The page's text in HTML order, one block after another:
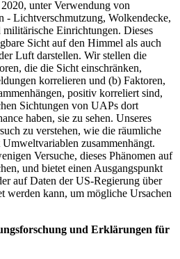
unter Verwendung von
- Lichtverschmutzung, Wolkendecke,
Einrichtungen. Dieses
Sicht auf den Himmel als auch
Luft darstellen. Wir stellen die
die die Sicht einschränken,
korrelieren und (b) Faktoren,
positiv korreliert sind,
Sichtungen von UAPs dort
haben, sie zu sehen. Unseres
zu verstehen, wie die räumliche
zusammenhängt.
Versuche, dieses Phänomen auf
und bietet einen Ausgangspunkt
auf Daten der US-Regierung über
werden kann, um mögliche Ursachen
und Erklärungen für